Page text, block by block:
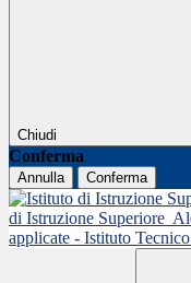
Chiudi
Conferma
Annulla Conferma
di Istruzione Superiore
applicate - Istituto